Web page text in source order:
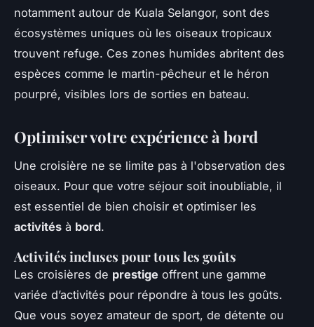
notamment autour de Kuala Selangor, sont des
écosystèmes uniques où les oiseaux tropicaux
trouvent refuge. Ces zones humides abritent des
espèces comme le martin-pêcheur et le héron
pourpré, visibles lors de sorties en bateau.
Optimiser votre expérience à bord
Une croisière ne se limite pas à l'observation des
oiseaux. Pour que votre séjour soit inoubliable, il
est essentiel de bien choisir et optimiser les
activités à bord.
Activités incluses pour tous les goûts
Les croisières de prestige offrent une gamme
variée d’activités pour répondre à tous les goûts.
Que vous soyez amateur de sport, de détente ou